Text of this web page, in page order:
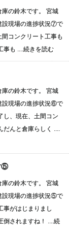
の鈴木です。 宮城
設現場の進捗状況⑦で
コンクリート工事も
事も ....続きを読む
の鈴木です。 宮城
設現場の進捗状況⑥で
し、現在、土間コン
だんと倉庫らしく ....
⑤
の鈴木です。 宮城
設現場の進捗状況⑤で
事がはじまりまし
倒されますね！ ....続